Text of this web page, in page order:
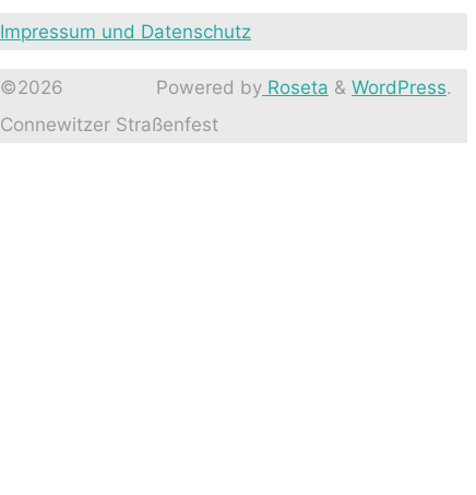
Impressum und Datenschutz
Powered by Roseta & WordPress.
©2026
Connewitzer Straßenfest